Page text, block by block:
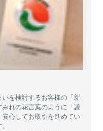
を検討するお客様の「新
みれの花言葉のように「謙
心してお取引を進めてい